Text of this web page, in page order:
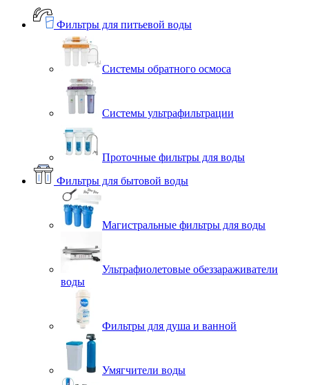
Фильтры для питьевой воды
Системы обратного осмоса
Системы ультрафильтрации
Проточные фильтры для воды
Фильтры для бытовой воды
Магистральные фильтры для воды
Ультрафиолетовые обеззараживатели
воды
Фильтры для душа и ванной
Умягчители воды